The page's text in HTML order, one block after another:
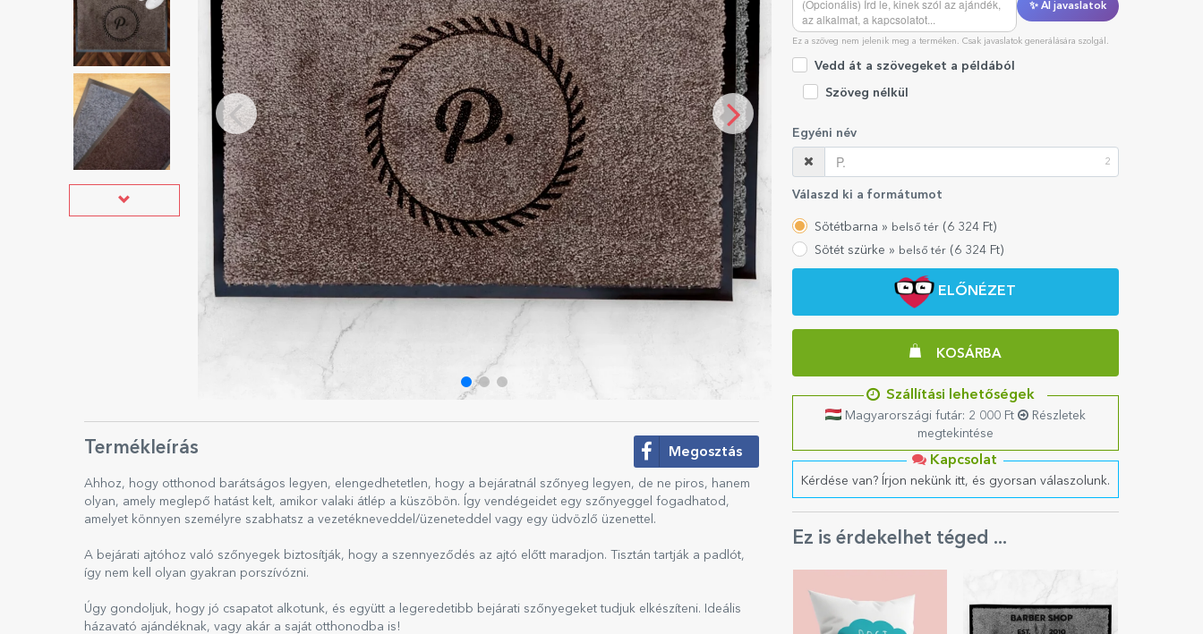
✨ AI javaslatok
Ez a szöveg nem jelenik meg a terméken. Csak javaslatok generálására szolgál.
Vedd át a szövegeket a példából
Szöveg nélkül
Egyéni név
2
Válaszd ki a formátumot
Sötétbarna » belső tér( 6 324Ft)
Sötét szürke » belső tér(6 324Ft)
ELŐNÉZET
KOSÁRBA
Szállítási lehetőségek
Magyarországi futár: 2 000 Ft
Részletek
megtekintése
Kapcsolat
Kérdése van? Írjon nekünk itt, és gyorsan válaszolunk.
Ez is érdekelhet téged ...
Termékleírás Megosztás
Ahhoz, hogy otthonod barátságos legyen, elengedhetetlen, hogy a bejáratnál szőnyeg legyen, de ne piros, hanem
olyan, amely meglepő hatást kelt, amikor valaki átlép a küszöbön. Így vendégeidet egy szőnyeggel fogadhatod,
amelyet könnyen személyre szabhatsz a vezetékneveddel/üzeneteddel vagy egy üdvözlő üzenettel.
A bejárati ajtóhoz való szőnyegek biztosítják, hogy a szennyeződés az ajtó előtt maradjon. Tisztán tartják a padlót,
így nem kell olyan gyakran porszívózni.
Úgy gondoljuk, hogy jó csapatot alkotunk, és együtt a legeredetibb bejárati szőnyegeket tudjuk elkészíteni. Ideális
házavató ajándéknak, vagy akár a saját otthonodba is!